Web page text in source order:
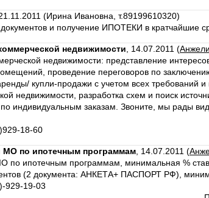
(Ирина Ивановна, т.89199610320)
и получение ИПОТЕКИ в кратчайшие
недвижимости 14.07.2011 (
недвижимости: представление
проведение переговоров по
купли-продажи с учетом всех требований
недвижимости, разработка схем и поиск
по индивидуальным заказам. Звоните, мы рады
18-60
по ипотечным программам 14.07.2011 (
ипотечным программам, минимальная %
(2 документа: АНКЕТА+ ПАСПОРТ РФ),
929-19-03